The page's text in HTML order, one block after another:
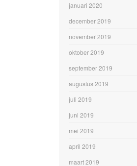
januari 2020
december 2019
november 2019
oktober 2019
september 2019
augustus 2019
juli 2019
juni 2019
mei 2019
april 2019
maart 2019